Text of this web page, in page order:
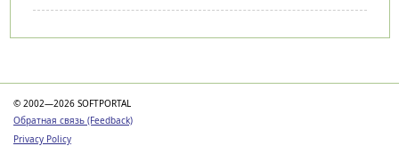
© 2002—2026 SOFTPORTAL
Обратная связь (Feedback)
Privacy Policy